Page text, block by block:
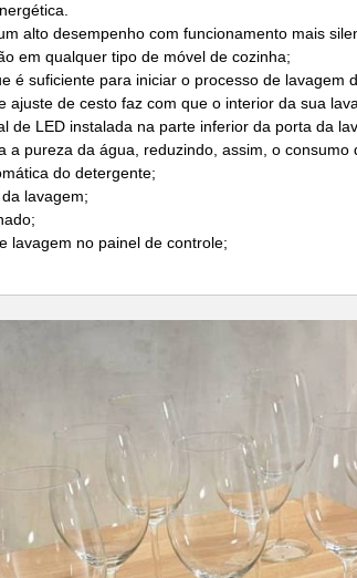
alto desempenho com funcionamento mais
em qualquer tipo de móvel de cozinha;
é suficiente para iniciar o processo de lavagem
ajuste de cesto faz com que o interior da sua
de LED instalada na parte inferior da porta da
a pureza da água, reduzindo, assim, o
do detergente;
lavagem;
lavagem no painel de controle;